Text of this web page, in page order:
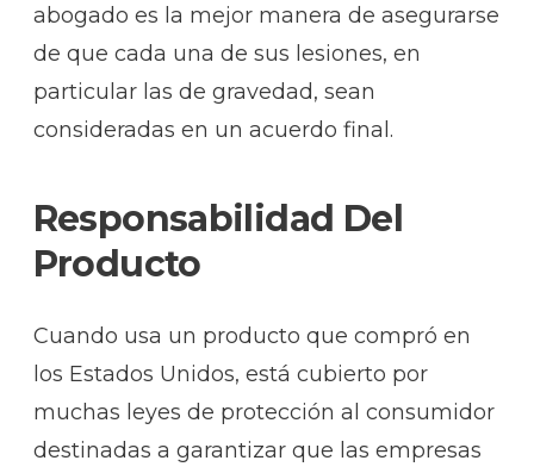
abogado es la mejor manera de asegurarse
de que cada una de sus lesiones, en
particular las de gravedad, sean
consideradas en un acuerdo final.
Responsabilidad Del
Producto
Cuando usa un producto que compró en
los Estados Unidos, está cubierto por
muchas leyes de protección al consumidor
destinadas a garantizar que las empresas